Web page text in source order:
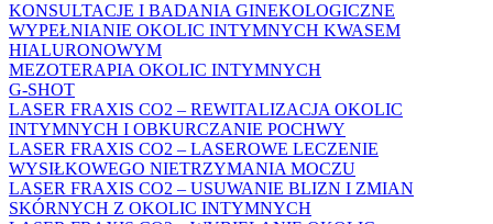
KONSULTACJE I BADANIA GINEKOLOGICZNE
WYPEŁNIANIE OKOLIC INTYMNYCH KWASEM
HIALURONOWYM
MEZOTERAPIA OKOLIC INTYMNYCH
G-SHOT
LASER FRAXIS CO2 – REWITALIZACJA OKOLIC
INTYMNYCH I OBKURCZANIE POCHWY
LASER FRAXIS CO2 – LASEROWE LECZENIE
WYSIŁKOWEGO NIETRZYMANIA MOCZU
LASER FRAXIS CO2 – USUWANIE BLIZN I ZMIAN
SKÓRNYCH Z OKOLIC INTYMNYCH